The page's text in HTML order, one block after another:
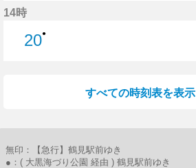
14時
20●
すべての時刻表を表示
無印：【急行】鶴見駅前ゆき
●：( 大黒海づり公園 経由 ) 鶴見駅前ゆき